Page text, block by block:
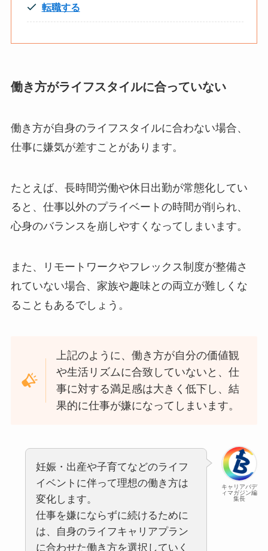
転職する
働き方がライフスタイルに合っていない
働き方が自身のライフスタイルに合わない場合、
仕事に嫌気が差すことがあります。
たとえば、長時間労働や休日出勤が常態化してい
ると、仕事以外のプライベートの時間が削られ、
心身のバランスを崩しやすくなってしまいます。
また、リモートワークやフレックス制度が整備さ
れていない場合、家族や趣味との両立が難しくな
ることもあるでしょう。
上記のように、働き方が自分の価値観
や生活リズムに合致していないと、仕
事に対する満足感は大きく低下し、結
果的に仕事が嫌になってしまいます。
キャリアバデ
ィマガジン編
集長
妊娠・出産や子育てなどのライフ
イベントに伴って理想の働き方は
変化します。
仕事を嫌にならずに続けるために
は、自身のライフキャリアプラン
に合わせた働き方を選択していく